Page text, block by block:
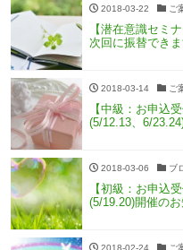
2018-03-22 ご
【潜在意識セミ
次回に振替できま
2018-03-14 ご
【中級：お申込
(5/12.13、6/
2018-03-06 ブ
【初級：お申込
(5/19.20)開催のお
2018-02-24 ご